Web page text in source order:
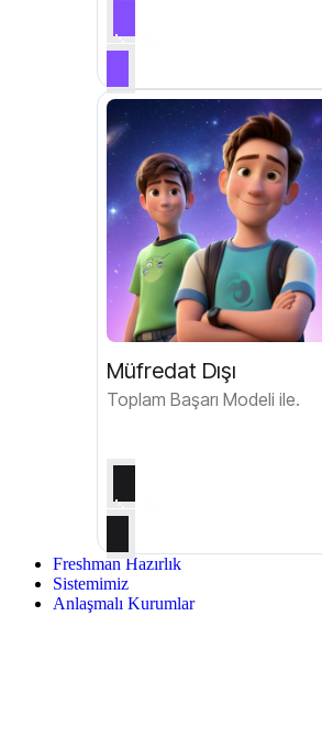
Müfredat Dışı
Toplam Başarı Modeli ile.
Freshman Hazırlık
Sistemimiz
Anlaşmalı Kurumlar